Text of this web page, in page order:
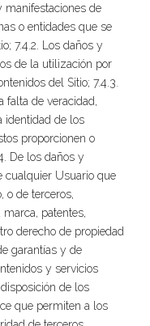
manifestaciones de
o entidades que se
7.4.2. Los daños y
de la utilización por
del Sitio; 7.4.3.
falta de veracidad,
identidad de los
proporcionen o
De los daños y
cualquier Usuario que
o de terceros,
patentes,
derecho de propiedad
garantías y de
y servicios
de los
que permiten a los